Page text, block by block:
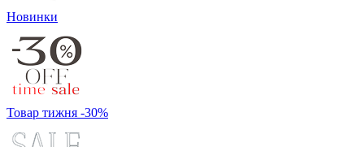
Новинки
Товар тижня -30%